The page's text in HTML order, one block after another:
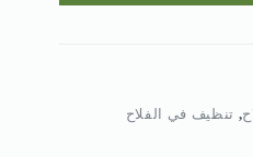
, تنظيف في الفلاح